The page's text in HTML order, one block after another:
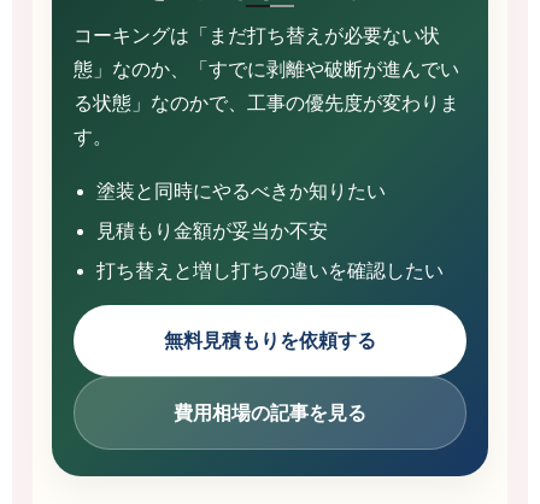
コーキングは「まだ打ち替えが必要ない状
態」なのか、「すでに剥離や破断が進んでい
る状態」なのかで、工事の優先度が変わりま
す。
塗装と同時にやるべきか知りたい
見積もり金額が妥当か不安
打ち替えと増し打ちの違いを確認したい
無料見積もりを依頼する
費用相場の記事を見る